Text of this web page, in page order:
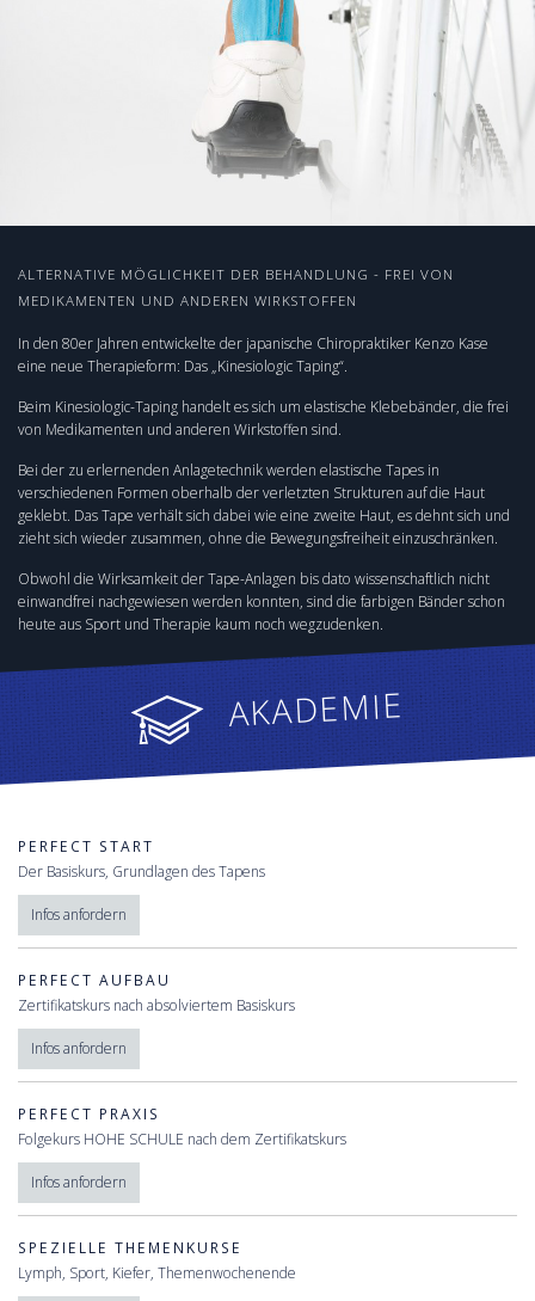
ALTERNATIVE MÖGLICHKEIT DER BEHANDLUNG - FREI VON
MEDIKAMENTEN UND ANDEREN WIRKSTOFFEN
In den 80er Jahren entwickelte der japanische Chiropraktiker Kenzo Kase
eine neue Therapieform: Das „Kinesiologic Taping“.
Beim Kinesiologic-Taping handelt es sich um elastische Klebebänder, die frei
von Medikamenten und anderen Wirkstoffen sind.
Bei der zu erlernenden Anlagetechnik werden elastische Tapes in
verschiedenen Formen oberhalb der verletzten Strukturen auf die Haut
geklebt. Das Tape verhält sich dabei wie eine zweite Haut, es dehnt sich und
zieht sich wieder zusammen, ohne die Bewegungsfreiheit einzuschränken.
Obwohl die Wirksamkeit der Tape-Anlagen bis dato wissenschaftlich nicht
einwandfrei nachgewiesen werden konnten, sind die farbigen Bänder schon
heute aus Sport und Therapie kaum noch wegzudenken.
AKADEMIE
PERFECT START
Der Basiskurs, Grundlagen des Tapens
Infos anfordern
PERFECT AUFBAU
Zertifikatskurs nach absolviertem Basiskurs
Infos anfordern
PERFECT PRAXIS
Folgekurs HOHE SCHULE nach dem Zertifikatskurs
Infos anfordern
SPEZIELLE THEMENKURSE
Lymph, Sport, Kiefer, Themenwochenende